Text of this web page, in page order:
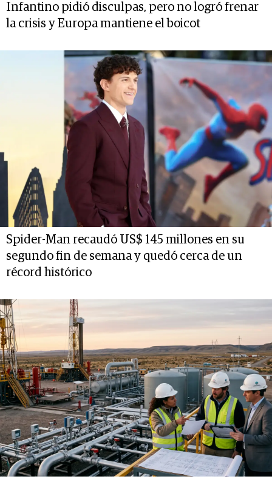
Infantino pidió disculpas, pero no logró frenar
la crisis y Europa mantiene el boicot
Spider-Man recaudó US$ 145 millones en su
segundo fin de semana y quedó cerca de un
récord histórico